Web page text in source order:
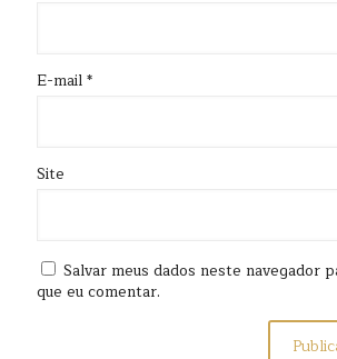
E-mail*
Site
Salvar meus dados neste navegador
que eu comentar.